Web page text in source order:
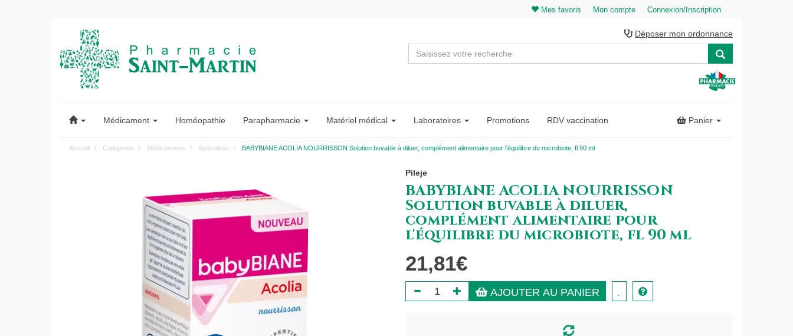
Mes favoris Mon compte Connexion/Inscription
Saint-
Martin
Déposer mon ordonnance
Médicament Homéopathie Parapharmacie Matériel médical Laboratoires Promotions RDV vaccination Panier
Accueil Catégories Médicaments Spécialités BABYBIANE ACOLIA NOURRISSON Solution buvable à diluer, complément alimentaire pour l'équilibre du microbiote, fl 90 ml
Pileje
BABYBIANE ACOLIA NOURRISSON
Solution buvable à diluer,
complément alimentaire pour
l'équilibre du microbiote, fl 90 ml
21,81€
AJOUTER AU PANIER